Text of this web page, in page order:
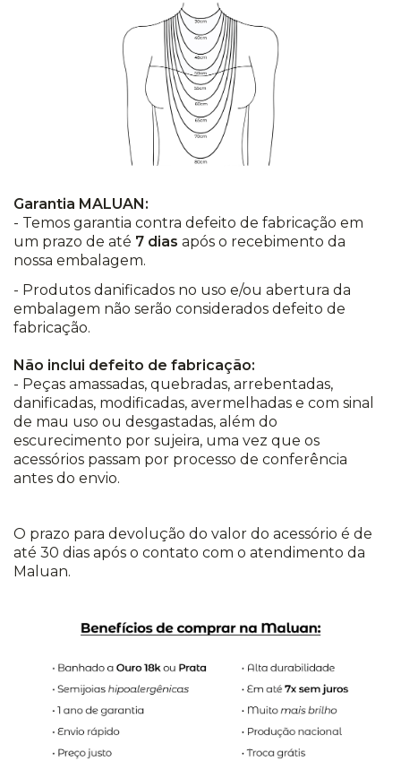
Garantia MALUAN:
- Temos garantia contra defeito de fabricação em
um prazo de até 7 dias após o recebimento da
nossa embalagem.
- Produtos danificados no uso e/ou abertura da
embalagem não serão considerados defeito de
fabricação.
Não inclui defeito de fabricação:
- Peças amassadas, quebradas, arrebentadas,
danificadas, modificadas, avermelhadas e com sinal
de mau uso ou desgastadas, além do
escurecimento por sujeira, uma vez que os
acessórios passam por processo de conferência
antes do envio.
O prazo para devolução do valor do acessório é de
até 30 dias após o contato com o atendimento da
Maluan.